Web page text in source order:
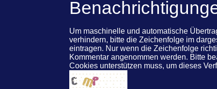
Um maschinelle und automatische
verhindern, bitte die Zeichenfolge im
eintragen. Nur wenn die Zeichenfolge
Kommentar angenommen werden. Bitte
Cookies unterstützen muss, um dieses